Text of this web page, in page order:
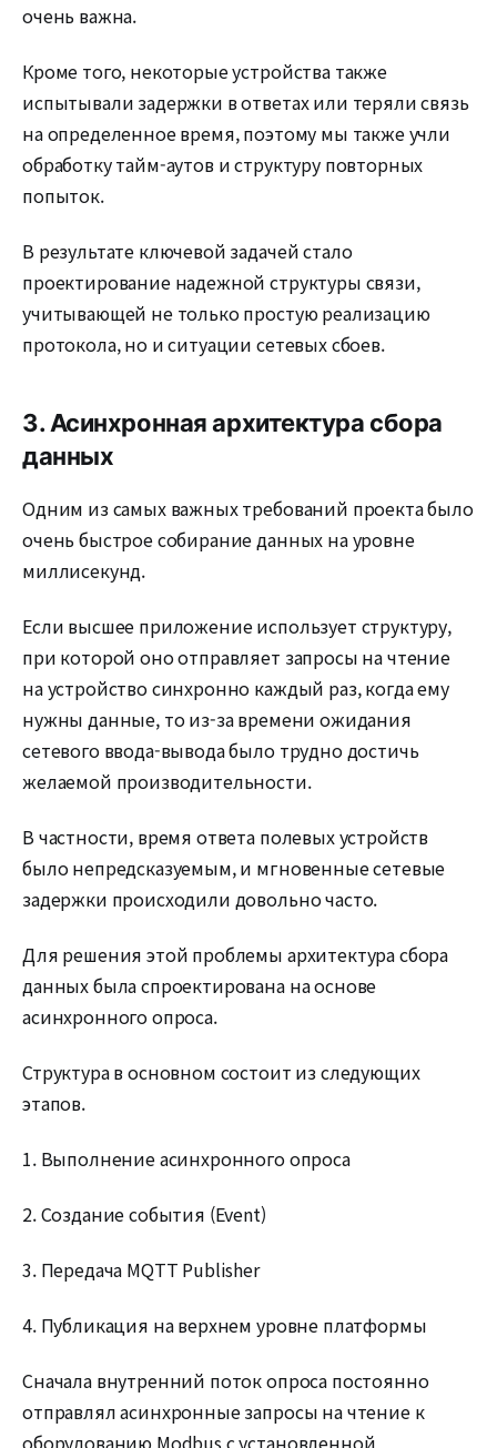
очень важна.
Кроме того, некоторые устройства также
испытывали задержки в ответах или теряли связь
на определенное время, поэтому мы также учли
обработку тайм-аутов и структуру повторных
попыток.
В результате ключевой задачей стало
проектирование надежной структуры связи,
учитывающей не только простую реализацию
протокола, но и ситуации сетевых сбоев.
3. Асинхронная архитектура сбора
данных
Одним из самых важных требований проекта было
очень быстрое собирание данных на уровне
миллисекунд.
Если высшее приложение использует структуру,
при которой оно отправляет запросы на чтение
на устройство синхронно каждый раз, когда ему
нужны данные, то из-за времени ожидания
сетевого ввода-вывода было трудно достичь
желаемой производительности.
В частности, время ответа полевых устройств
было непредсказуемым, и мгновенные сетевые
задержки происходили довольно часто.
Для решения этой проблемы архитектура сбора
данных была спроектирована на основе
асинхронного опроса.
Структура в основном состоит из следующих
этапов.
1. Выполнение асинхронного опроса
2. Создание события (Event)
3. Передача MQTT Publisher
4. Публикация на верхнем уровне платформы
Сначала внутренний поток опроса постоянно
отправлял асинхронные запросы на чтение к
оборудованию Modbus с установленной